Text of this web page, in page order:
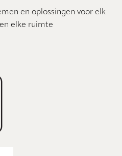
en oplossingen voor elk
elke ruimte